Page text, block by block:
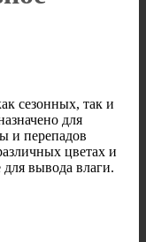
сезонных, так и
для
и перепадов
цветах и
для вывода влаги.